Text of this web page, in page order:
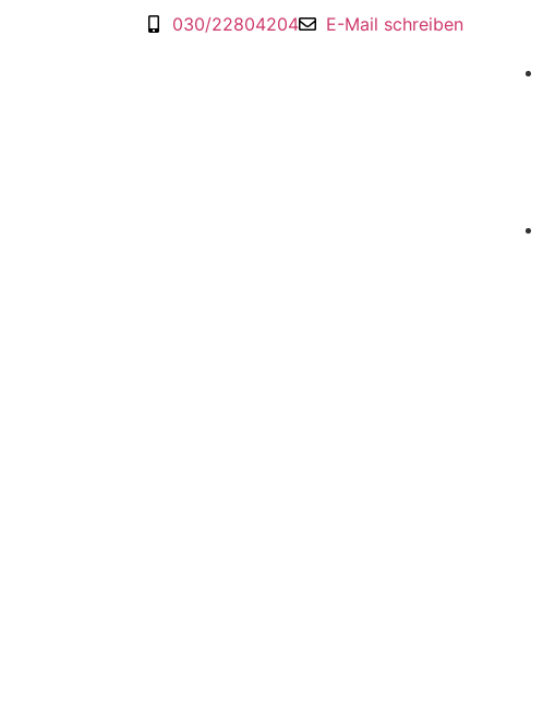
030/22804204 E-Mail schreiben